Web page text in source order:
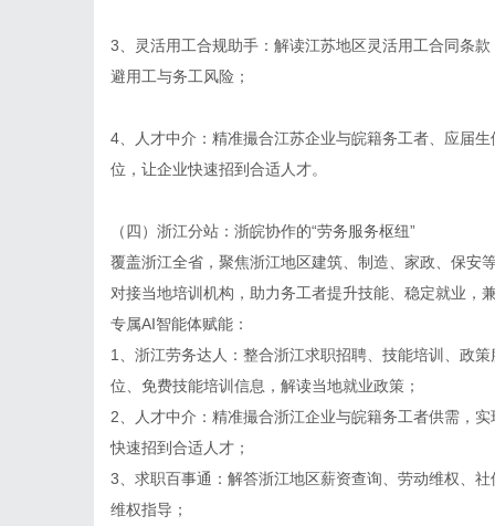
3、灵活用工合规助手：解读江苏地区灵活用工合同条
避用工与务工风险；
4、人才中介：精准撮合江苏企业与皖籍务工者、应届
位，让企业快速招到合适人才。
（四）浙江分站：浙皖协作的“劳务服务枢纽”
覆盖浙江全省，聚焦浙江地区建筑、制造、家政、保安
对接当地培训机构，助力务工者提升技能、稳定就业，
专属AI智能体赋能：
1、浙江劳务达人：整合浙江求职招聘、技能培训、政
位、免费技能培训信息，解读当地就业政策；
2、人才中介：精准撮合浙江企业与皖籍务工者供需，
快速招到合适人才；
3、求职百事通：解答浙江地区薪资查询、劳动维权、
维权指导；